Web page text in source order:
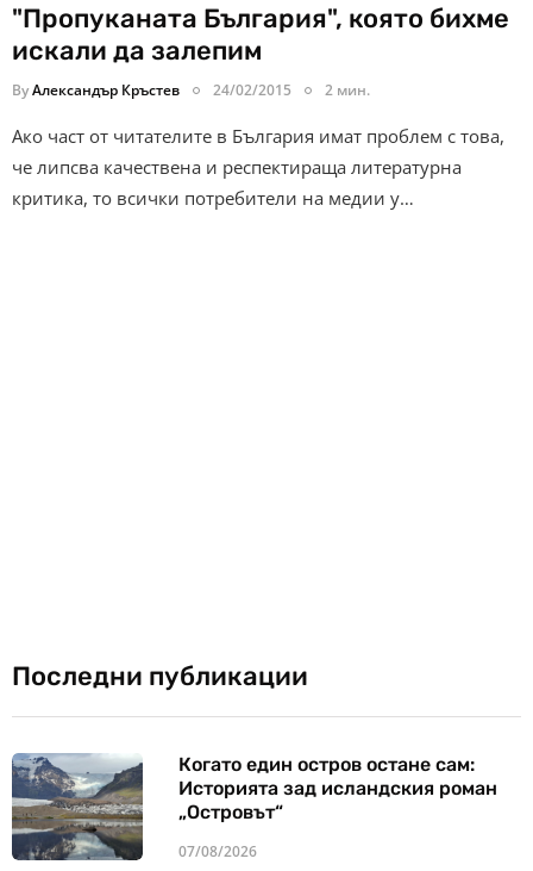
"Пропуканата България", която бихме
искали да залепим
ByАлександър Кръстев 24/02/2015 2 мин.
Ако част от читателите в България имат проблем с това,
че липсва качествена и респектираща литературна
критика, то всички потребители на медии у…
Последни публикации
Когато един остров остане сам:
Историята зад исландския роман
„Островът“
07/08/2026